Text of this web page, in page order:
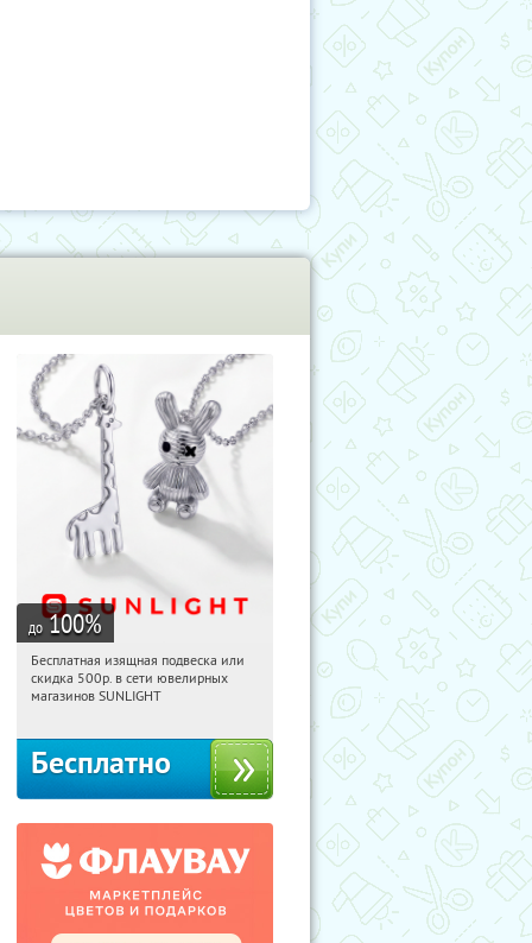
до 100%
19:24:20 Получили:
Россия
Бесплатная изящная подвеска или
скидка 500р. в сети ювелирных
магазинов SUNLIGHT
Бесплатно